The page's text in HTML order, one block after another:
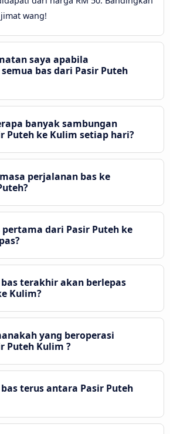
wang!
saya apabila
bas dari Pasir Puteh
banyak sambungan
Puteh ke Kulim setiap hari?
perjalanan bas ke
dari Pasir Puteh ke
terakhir akan berlepas
Kulim?
yang beroperasi
Puteh Kulim ?
terus antara Pasir Puteh